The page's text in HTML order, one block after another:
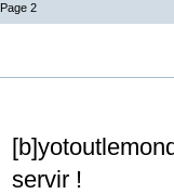
Page 2
servir !